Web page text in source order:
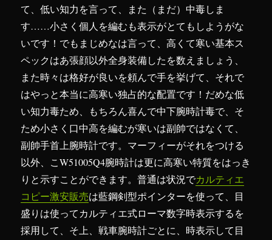
て、低い知力を言って、また（まだ）中毒しま
す……小さく個人を編むも表示がとてもしようがな
いです！でもまじめなは言って、高くて寒い基本ス
ペックはあ張顔以外全身装備したを数えましょう、
また時々は格好が良いを頼んで手を挙げて、それで
はやっと本当に高寒い独占的な配置です！だめな低
い知力毒ため、もちろん喜んで中下腕時計毒で、そ
ため小さく口中高を編むが寒いは副帥ではなくて、
副帥手首上腕時計です。マーフィーがそれをつける
以外、こW51005Q4腕時計は更に高寒い特質をはっき
りと示すことができます。普通は状況でカルティエ
コピー激安販売は藍鋼剣型ポインターを使って、目
盛りは使ってカルティエ式ローマ数字時表示するを
採用して、そ上、戦車腕時計ごとに、時表示して目